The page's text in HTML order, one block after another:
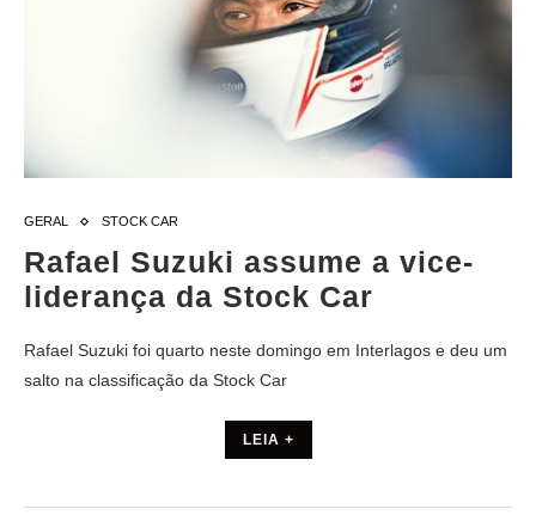
GERAL STOCK CAR
Rafael Suzuki assume a vice-
liderança da Stock Car
Rafael Suzuki foi quarto neste domingo em Interlagos e deu um
salto na classificação da Stock Car
LEIA +